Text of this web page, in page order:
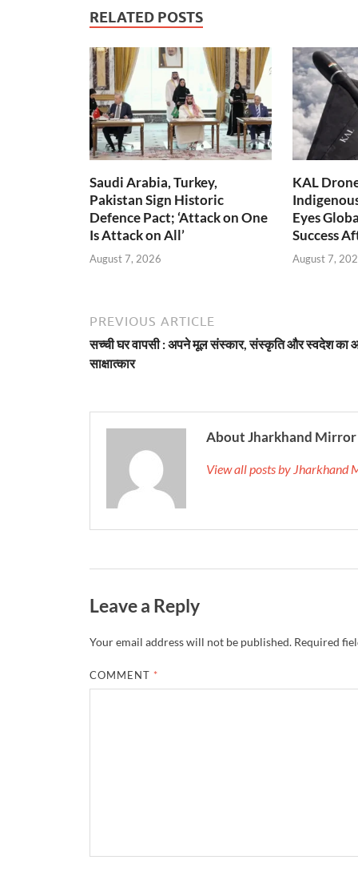
RELATED POSTS
Saudi Arabia, Turkey,
Pakistan Sign Historic
Defence Pact; ‘Attack on One
Is Attack on All’
August 7, 2026
KAL
Eyes
Success
August 7,
PREVIOUS ARTICLE
सच्ची घर वापसी : अपने मूल संस्कार, संस्कृति और स्वदेश का
साक्षात्कार
About Jharkhand Mirror
View all posts by
Leave a Reply
Your email address will not be published. Required
COMMENT *